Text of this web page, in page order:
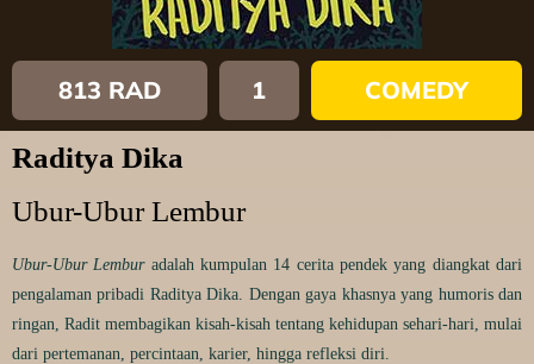
813 RAD 1 COMEDY
Raditya Dika
Ubur-Ubur Lembur
Ubur-Ubur Lemburadalah kumpulan 14 cerita pendek yang diangkat dari
pengalaman pribadi Raditya Dika. Dengan gaya khasnya yang humoris dan
ringan, Radit membagikan kisah-kisah tentang kehidupan sehari-hari, mulai
dari pertemanan, percintaan, karier, hingga refleksi diri.